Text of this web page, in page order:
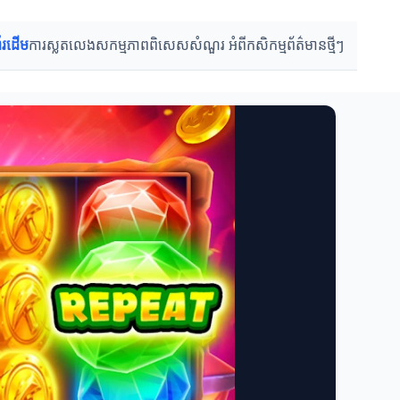
ដើមការស្លតលេងសកម្មភាពពិសេសសំណួរ អំពីកសិកម្មព័ត៌មានថ្មីៗ